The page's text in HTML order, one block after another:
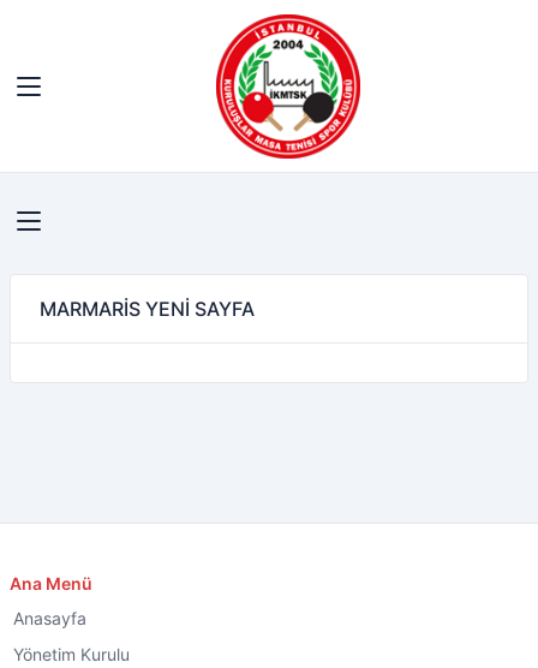
MARMARİS YENİ SAYFA
Ana Menü
Anasayfa
Yönetim Kurulu